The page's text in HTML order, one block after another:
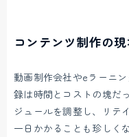
コンテンツ制作の
動画制作会社やeラーニ
録は時間とコストの塊だ
ジュールを調整し、リテ
一日かかることも珍しくな